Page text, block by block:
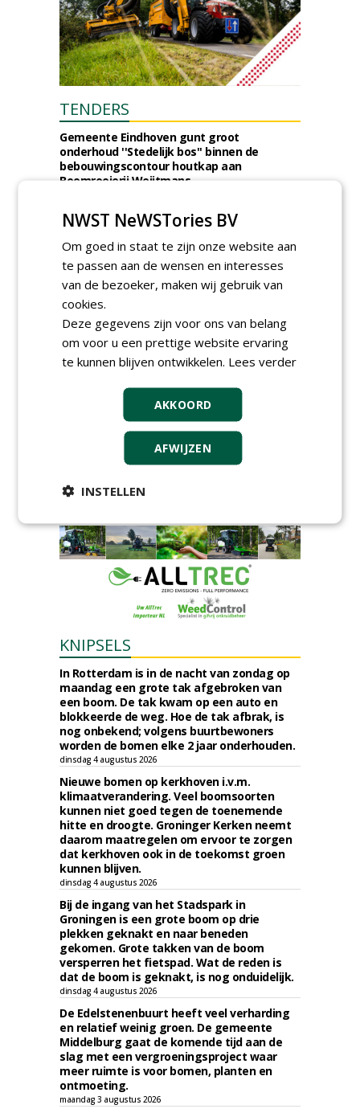
TENDERS
Gemeente Eindhoven gunt groot
onderhoud ''Stedelijk bos'' binnen de
bebouwingscontour houtkap aan
Boomrooierij Weijtmans.
Ingenieursbureau Gemeente Amsterdam
gunt SOK 2.0 verhardingen aan diverse
partijen, o.a. Gebr. Griekspoor.
woensdag 5 augustus 2026
Irado gunt schoffelwerkzaamheden onder
verzwaarde omstandigheden aan
Bodegraven Flex.
woensdag 5 augustus 2026
Gemeente Amsterdam, Ingenieursbureau
gunt AI 2024-0210 raamovereenkomst
Struunhoeve, Jos Scholman Groen en
Dolmans Wieringen Prins.
woensdag 5 augustus 2026
Gemeente Leidschendam-Voorburg gunt
raamovereenkomst inhuur medewerkers
groen Leidschendam-Voorburg aan Lending
Advies & Detachering.
woensdag 5 augustus 2026
KNIPSELS
In Rotterdam is in de nacht van zondag op
maandag een grote tak afgebroken van
een boom. De tak kwam op een auto en
blokkeerde de weg. Hoe de tak afbrak, is
nog onbekend; volgens buurtbewoners
worden de bomen elke 2 jaar onderhouden.
dinsdag 4 augustus 2026
Nieuwe bomen op kerkhoven i.v.m.
klimaatverandering. Veel boomsoorten
kunnen niet goed tegen de toenemende
hitte en droogte. Groninger Kerken neemt
daarom maatregelen om ervoor te zorgen
dat kerkhoven ook in de toekomst groen
kunnen blijven.
dinsdag 4 augustus 2026
Bij de ingang van het Stadspark in
Groningen is een grote boom op drie
plekken geknakt en naar beneden
gekomen. Grote takken van de boom
versperren het fietspad. Wat de reden is
dat de boom is geknakt, is nog onduidelijk.
dinsdag 4 augustus 2026
De Edelstenenbuurt heeft veel verharding
en relatief weinig groen. De gemeente
Middelburg gaat de komende tijd aan de
slag met een vergroeningsproject waar
meer ruimte is voor bomen, planten en
ontmoeting.
maandag 3 augustus 2026
NWST NeWSTories BV
Om goed in staat te zijn onze website aan
te passen aan de wensen en interesses
van de bezoeker, maken wij gebruik van
cookies.
Deze gegevens zijn voor ons van belang
om voor u een prettige website ervaring
te kunnen blijven ontwikkelen. Lees verder
AKKOORD
AFWIJZEN
INSTELLEN